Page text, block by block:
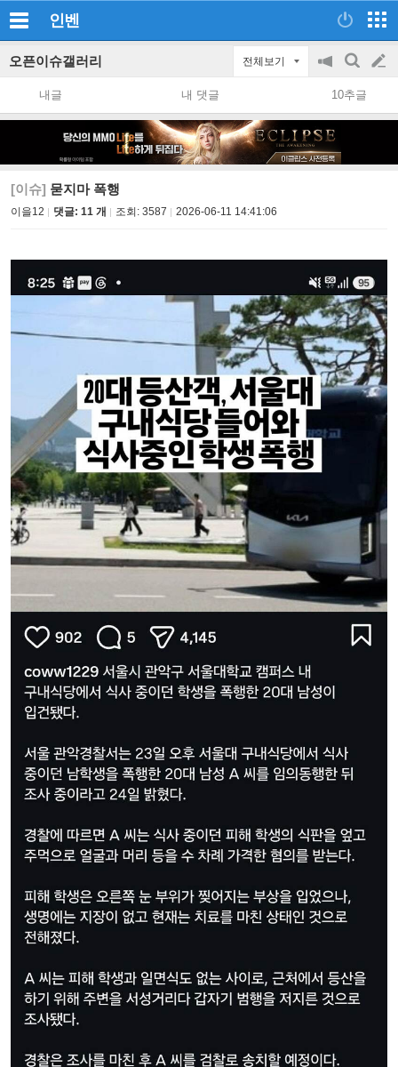
인벤
오픈이슈갤러리 전체보기
공
지
on/off
검
색
글
쓰
내글 내 댓글 10추글
[이슈] 묻지마 폭행
이을12 댓글: 11 개 조회: 3587 2026-06-11 14:41:06